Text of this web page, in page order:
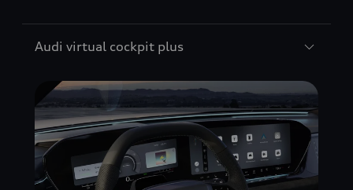
Audi virtual cockpit plus